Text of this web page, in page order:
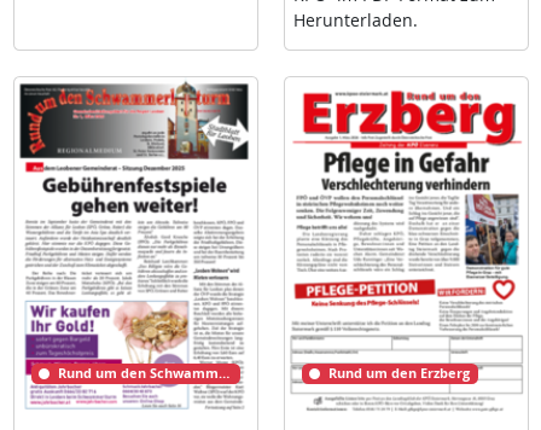
Her­un­ter­la­den.
Rund um den Schwammerlturm Rund um den Erzberg